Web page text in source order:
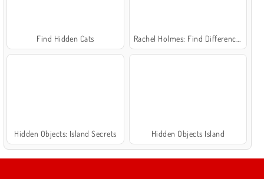
Find Hidden Cats
Hidden Objects: Island Secrets Hidden Objects Island